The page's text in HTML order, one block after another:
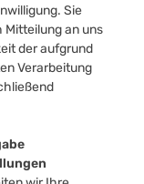
Sie
Mitteilung an uns
der aufgrund
Verarbeitung